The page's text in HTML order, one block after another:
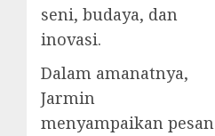
seni, budaya, dan
inovasi.
Dalam amanatnya,
Jarmin
menyampaikan pesan